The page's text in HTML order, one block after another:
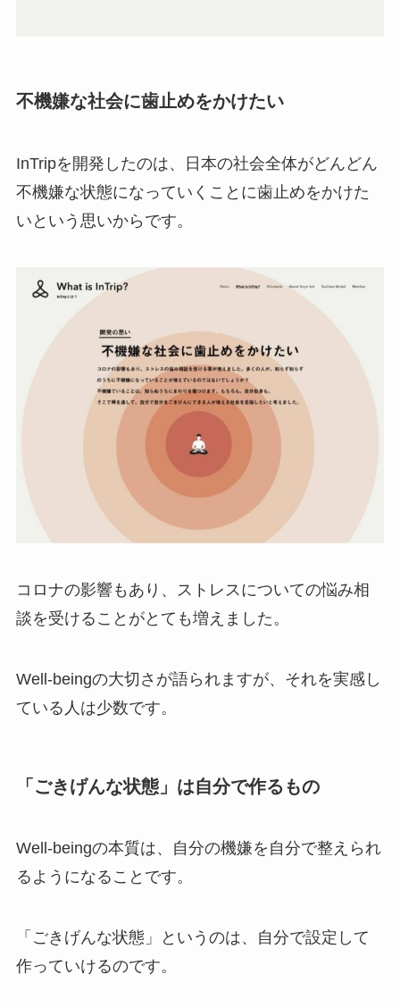
不機嫌な社会に歯止めをかけたい
InTripを開発したのは、日本の社会全体がどんどん
不機嫌な状態になっていくことに歯止めをかけた
いという思いからです。
コロナの影響もあり、ストレスについての悩み相
談を受けることがとても増えました。
Well-beingの大切さが語られますが、それを実感し
ている人は少数です。
「ごきげんな状態」は自分で作るもの
Well-beingの本質は、自分の機嫌を自分で整えられ
るようになることです。
「ごきげんな状態」というのは、自分で設定して
作っていけるのです。